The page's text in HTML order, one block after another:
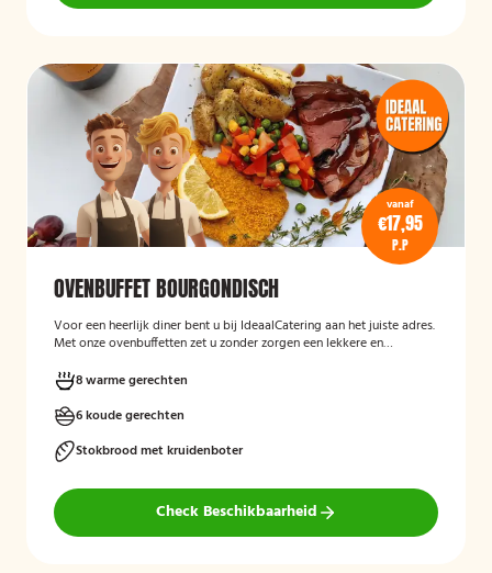
vanaf
€17,95
P.P
OVENBUFFET BOURGONDISCH
Voor een heerlijk diner bent u bij IdeaalCatering aan het juiste adres.
Met onze ovenbuffetten zet u zonder zorgen een lekkere en
personen is een ovenbuffet Ideaal!
8 warme gerechten
6 koude gerechten
Stokbrood met kruidenboter
Check Beschikbaarheid